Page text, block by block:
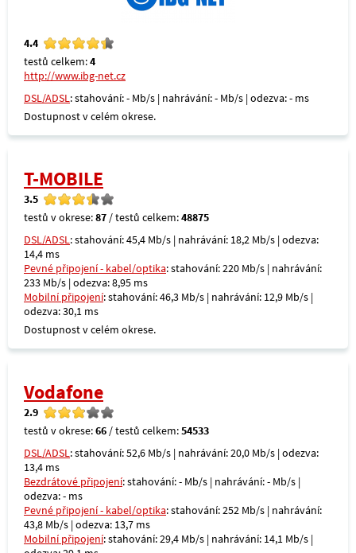
4.4
testů celkem:4
http://www.ibg-net.cz
DSL/ADSL: stahování: - Mb/s | nahrávání: - Mb/s | odezva: - ms
Dostupnost v celém okrese.
T-MOBILE
3.5
testů v okrese:87 / testů celkem:48875
DSL/ADSL: stahování: 45,4 Mb/s | nahrávání: 18,2 Mb/s | odezva:
14,4 ms
Pevné připojení - kabel/optika: stahování: 220 Mb/s | nahrávání:
233 Mb/s | odezva: 8,95 ms
Mobilní připojení: stahování: 46,3 Mb/s | nahrávání: 12,9 Mb/s |
odezva: 30,1 ms
Dostupnost v celém okrese.
Vodafone
2.9
testů v okrese:66 / testů celkem:54533
DSL/ADSL: stahování: 52,6 Mb/s | nahrávání: 20,0 Mb/s | odezva:
13,4 ms
Bezdrátové připojení: stahování: - Mb/s | nahrávání: - Mb/s |
odezva: - ms
Pevné připojení - kabel/optika: stahování: 252 Mb/s | nahrávání:
43,8 Mb/s | odezva: 13,7 ms
Mobilní připojení: stahování: 29,4 Mb/s | nahrávání: 14,1 Mb/s |